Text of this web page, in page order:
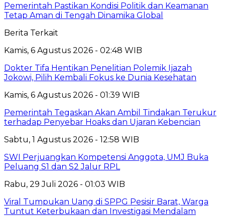
Pemerintah Pastikan Kondisi Politik dan Keamanan
Tetap Aman di Tengah Dinamika Global
Berita Terkait
Kamis, 6 Agustus 2026 - 02:48 WIB
Dokter Tifa Hentikan Penelitian Polemik Ijazah
Jokowi, Pilih Kembali Fokus ke Dunia Kesehatan
Kamis, 6 Agustus 2026 - 01:39 WIB
Pemerintah Tegaskan Akan Ambil Tindakan Terukur
terhadap Penyebar Hoaks dan Ujaran Kebencian
Sabtu, 1 Agustus 2026 - 12:58 WIB
SWI Perjuangkan Kompetensi Anggota, UMJ Buka
Peluang S1 dan S2 Jalur RPL
Rabu, 29 Juli 2026 - 01:03 WIB
Viral Tumpukan Uang di SPPG Pesisir Barat, Warga
Tuntut Keterbukaan dan Investigasi Mendalam